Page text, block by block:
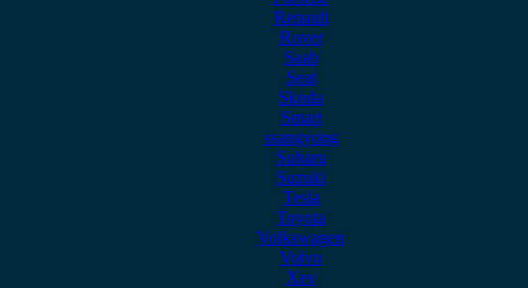
Renault
Rover
Saab
Seat
Skoda
Smart
ssangyong
Subaru
Suzuki
Tesla
Toyota
Volkswagen
Volvo
Xev